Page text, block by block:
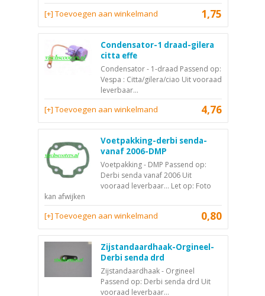
1,75
[+] Toevoegen aan winkelmand
Condensator-1 draad-gilera
citta effe
Condensator - 1-draad Passend op:
Vespa : Citta/gilera/ciao Uit vooraad
leverbaar...
4,76
[+] Toevoegen aan winkelmand
Voetpakking-derbi senda-
vanaf 2006-DMP
Voetpakking - DMP Passend op:
Derbi senda vanaf 2006 Uit
vooraad leverbaar... Let op: Foto
kan afwijken
0,80
[+] Toevoegen aan winkelmand
Zijstandaardhaak-Orgineel-
Derbi senda drd
Zijstandaardhaak - Orgineel
Passend op: Derbi senda drd Uit
vooraad leverbaar...